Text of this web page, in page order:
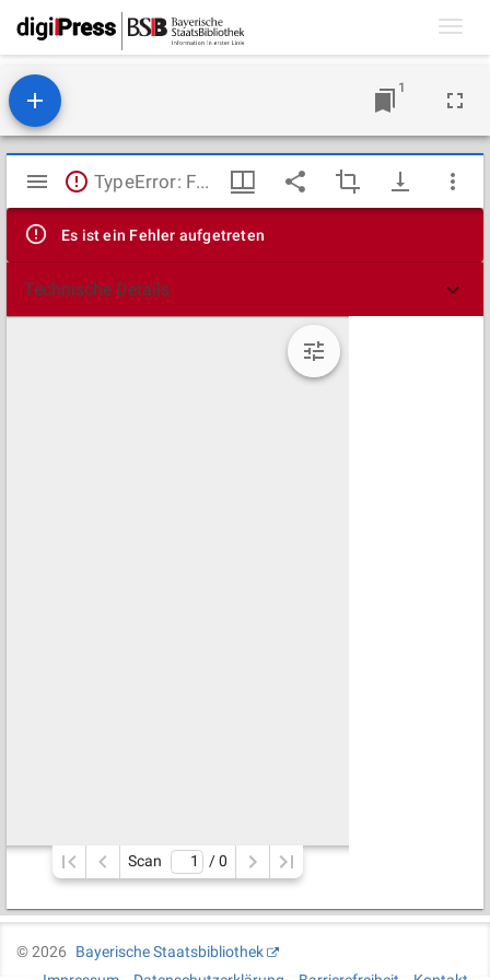
1
Mirador
Viewer
TypeError: Failed to fetch
Es ist ein Fehler aufgetreten
Technische Details
Scan / 0
©2026
Bayerische Staatsbibliothek